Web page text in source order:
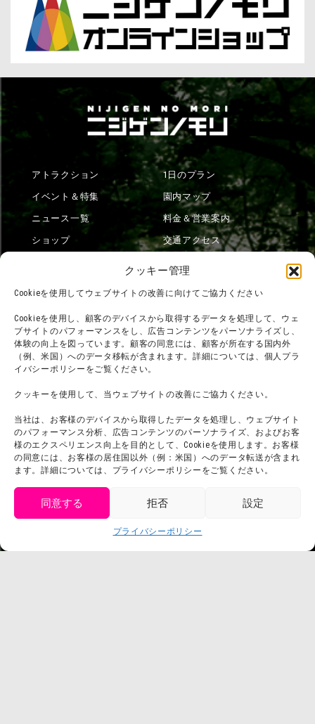
クッキー管理
Cookieを使用してウェブサイトの改善に向けてご協力ください
Cookieを使用し、顧客のデバイスから取得するデータを処理して、ウェ
ブサイトのパフォーマンスをし、広告コンテンツをパーソナライズし、
体験の向上を図っています。顧客の同意には、顧客が所在する国内外
（例、米国）へのデータ移転が含まれます。詳細については、個人プラ
イバシーポリシーをご覧ください。
クッキーを使用して、当ウェブサイトの改善にご協力ください。
当社は、お客様のデバイスから取得したデータを処理し、ウェブサイト
のパフォーマンス分析、広告コンテンツのパーソナライズ、およびお客
様のエクスペリエンス向上を目的として、Cookieを使用します。お客様
の同意には、お客様の居住国以外（例：米国）へのデータ転送が含まれ
ます。詳細については、プライバシーポリシーをご覧ください。
同意する 拒否 設定
プライバシーポリシー
アトラクション
イベント＆特集
ニュース一覧
ショップ
1日のプラン
園内マップ
料金＆営業案内
交通アクセス
団体利用について
お問い合わせ
利用規約
プライバシーポリシー
プレスリリース
メディア掲載実績
会社概要
スタッフ募集